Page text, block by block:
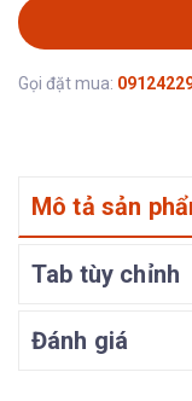
Gọi đặt mua:
Mô tả sản
Tab tùy chỉnh
Đánh giá